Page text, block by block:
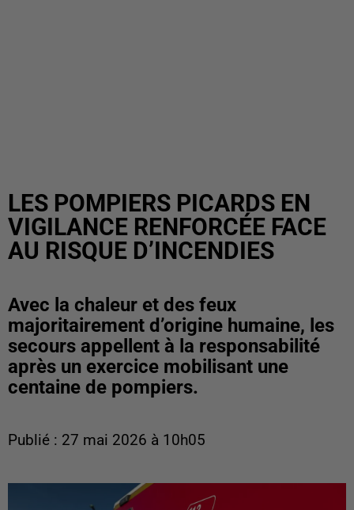
LES POMPIERS PICARDS EN
VIGILANCE RENFORCÉE FACE
AU RISQUE D’INCENDIES
Avec la chaleur et des feux
majoritairement d’origine humaine, les
secours appellent à la responsabilité
après un exercice mobilisant une
centaine de pompiers.
Publié : 27 mai 2026 à 10h05